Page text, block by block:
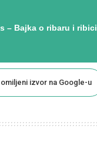
– Bajka o ribaru i ribici
izvor na Google-u